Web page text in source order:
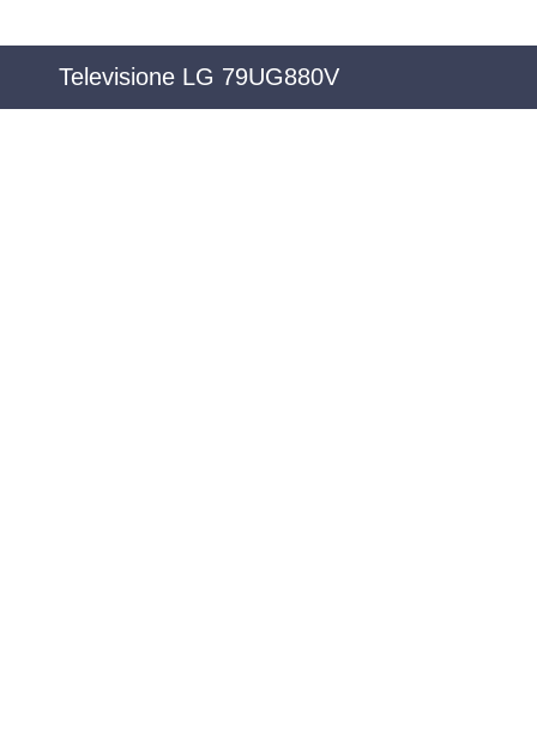
Televisione LG 79UG880V